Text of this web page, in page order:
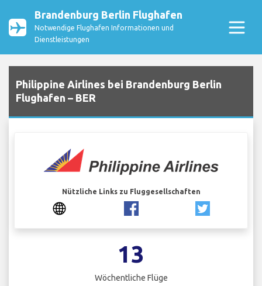
Brandenburg Berlin Flughafen
Notwendige Flughafen Informationen und
Dienstleistungen
Philippine Airlines bei Brandenburg Berlin
Flughafen – BER
Nützliche Links zu Fluggesellschaften
13
Wöchentliche Flüge